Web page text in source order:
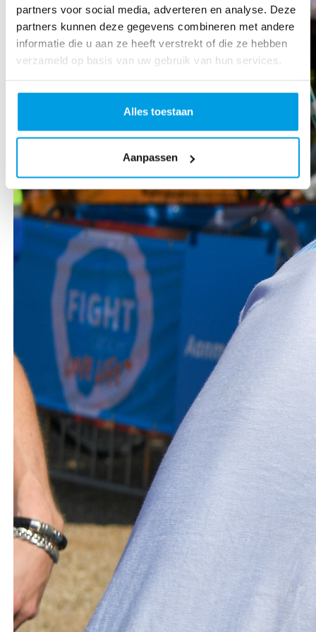
partners voor social media, adverteren en analyse. Deze
partners kunnen deze gegevens combineren met andere
informatie die u aan ze heeft verstrekt of die ze hebben
verzameld op basis van uw gebruik van hun services.
Alles toestaan
Aanpassen